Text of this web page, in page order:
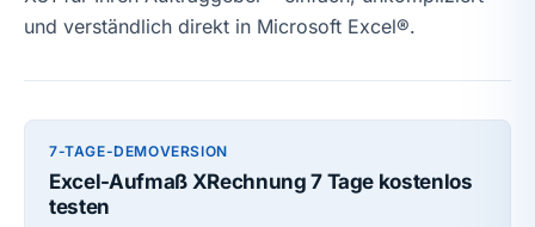
und verständlich direkt in Microsoft Excel®.
7-TAGE-DEMOVERSION
Excel-Aufmaß XRechnung 7 Tage kostenlos
testen